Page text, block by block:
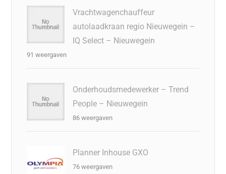
Vrachtwagenchauffeur
autolaadkraan regio Nieuwegein –
IQ Select – Nieuwegein
91 weergaven
Onderhoudsmedewerker – Trend
People – Nieuwegein
86 weergaven
Planner Inhouse GXO
76 weergaven